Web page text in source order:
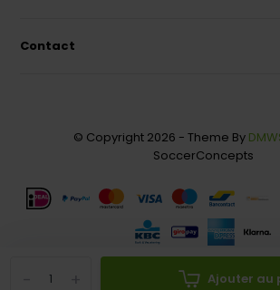
Ajouter au
Contact
© Copyright 2026 - Theme By
SoccerConcepts